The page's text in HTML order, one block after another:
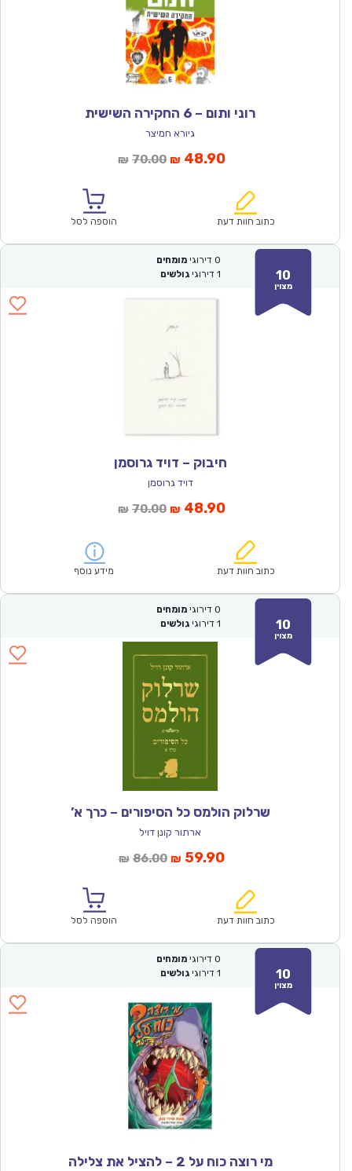
רוני ותום – 6 החקירה השישית
גיורא חמיצר
₪ 70.00המחיר
₪70.00.
₪ 48.90המחיר
הוא:
כתוב חוות דעת הוספה לסל
10
מצוין
0 דירוגי מומחים
1 דירוגי גולשים
חיבוק – דויד גרוסמן
דויד גרוסמן
₪ 70.00המחיר
₪70.00.
₪ 48.90המחיר
הוא:
כתוב חוות דעת מידע נוסף
10
מצוין
0 דירוגי מומחים
1 דירוגי גולשים
שרלוק הולמס כל הסיפורים – כרך א’
ארתור קונן דויל
₪ 86.00המחיר
₪86.00.
₪ 59.90המחיר
הוא:
כתוב חוות דעת הוספה לסל
10
מצוין
0 דירוגי מומחים
1 דירוגי גולשים
מי רוצה כוח על 2 – להציל את צלילה